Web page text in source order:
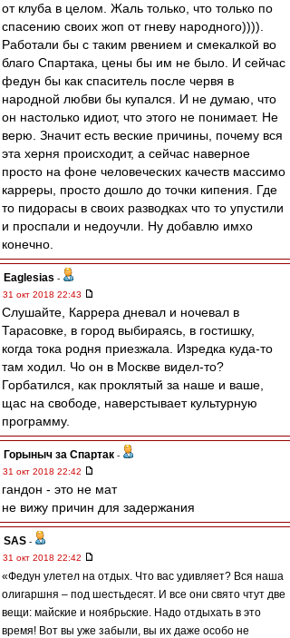
от клуба в целом. Жаль только, что только по
спасению своих жоп от гневу народного)))).
Работали бы с таким рвением и смекалкой во
благо Спартака, цены бы им не было. И сейчас
федун бы как спаситель после червя в
народной любви бы купался. И не думаю, что
он настолько идиот, что этого не понимает. Не
верю. Значит есть веские причины, почему вся
эта херня происходит, а сейчас наверное
просто на фоне человеческих качеств массимо
карреры, просто дошло до точки кипения. Где
то пидорасы в своих разводках что то упустили
и проспали и недоучли. Ну добавлю имхо
конечно.
Eaglesias -
31 окт 2018 22:43
Слушайте, Каррера дневал и ночевал в
Тарасовке, в город выбираясь, в гостишку,
когда тока родня приезжала. Изредка куда-то
там ходил. Чо он в Москве видел-то?
Горбатился, как проклятый за наше и ваше,
щас на свободе, наверстывает культурную
программу.
Горыныч за Спартак -
31 окт 2018 22:42
гандон - это не мат
не вижу причин для задержания
SAS -
31 окт 2018 22:42
«Федун улетел на отдых. Что вас удивляет? Вся наша
олигаршня – под шестьдесят. И все они свято чтут две
вещи: майские и ноябрьские. Надо отдыхать в это
время! Вот вы уже забыли, вы их даже особо не